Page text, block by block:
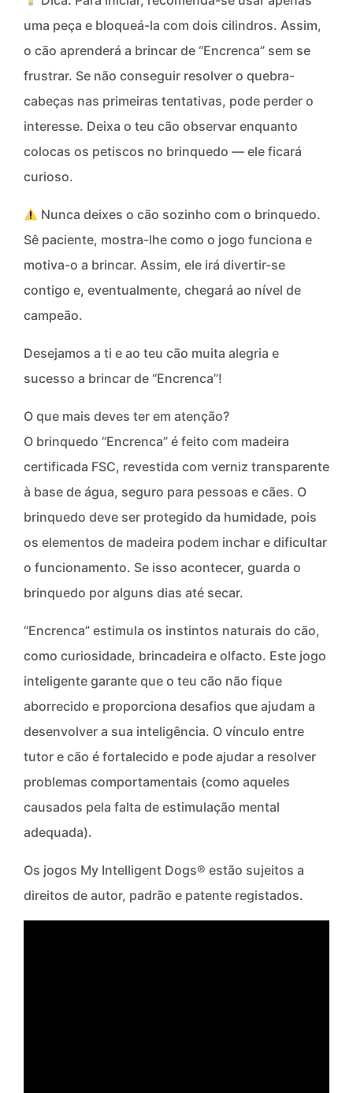
uma peça e bloqueá-la com dois cilindros. Assim,
o cão aprenderá a brincar de “Encrenca” sem se
frustrar. Se não conseguir resolver o quebra-
cabeças nas primeiras tentativas, pode perder o
interesse. Deixa o teu cão observar enquanto
colocas os petiscos no brinquedo — ele ficará
curioso.
Nunca deixes o cão sozinho com o brinquedo.
Sê paciente, mostra-lhe como o jogo funciona e
motiva-o a brincar. Assim, ele irá divertir-se
contigo e, eventualmente, chegará ao nível de
campeão.
Desejamos a ti e ao teu cão muita alegria e
sucesso a brincar de “Encrenca”!
O que mais deves ter em atenção?
O brinquedo “Encrenca” é feito com madeira
certificada FSC, revestida com verniz transparente
à base de água, seguro para pessoas e cães. O
brinquedo deve ser protegido da humidade, pois
os elementos de madeira podem inchar e dificultar
o funcionamento. Se isso acontecer, guarda o
brinquedo por alguns dias até secar.
“Encrenca” estimula os instintos naturais do cão,
como curiosidade, brincadeira e olfacto. Este jogo
inteligente garante que o teu cão não fique
aborrecido e proporciona desafios que ajudam a
desenvolver a sua inteligência. O vínculo entre
tutor e cão é fortalecido e pode ajudar a resolver
problemas comportamentais (como aqueles
causados pela falta de estimulação mental
adequada).
Os jogos My Intelligent Dogs® estão sujeitos a
direitos de autor, padrão e patente registados.